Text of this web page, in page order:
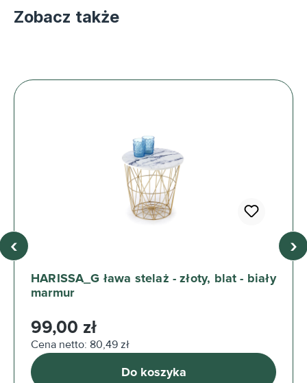
Zobacz także
HARISSA_G ława stelaż - złoty, blat - biały
marmur
Cena regularna:
99,00 zł
Cena netto: 80,49 zł
Do koszyka
‹ ›